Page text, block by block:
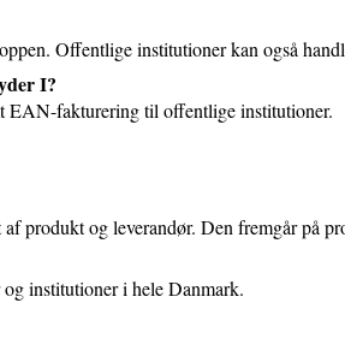
Offentlige institutioner kan også
I?
EAN-fakturering til offentlige institutioner.
produkt og leverandør. Den fremgår på
institutioner i hele Danmark.